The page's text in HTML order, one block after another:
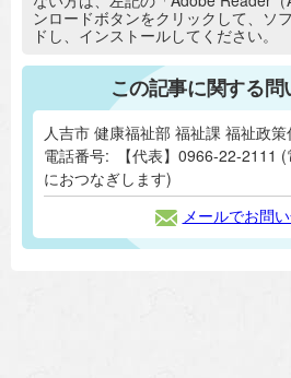
ンロードボタンをクリックして、ソ
ドし、インストールしてください。
この記事に関する
人吉市 健康福祉部 福祉課 福祉政策
電話番号:
【代表】0966-22-2111
におつなぎします)
メールでお問